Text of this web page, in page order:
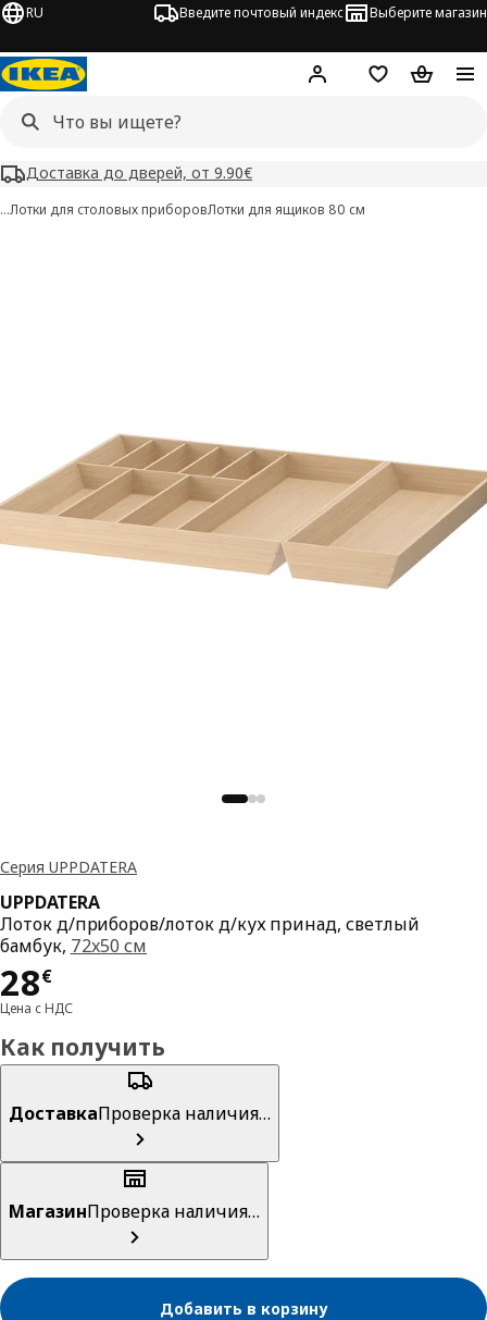
RU Введите почтовый индекс Выберите магазин
Hej! ВойтиСписокКорзина
Доставка до дверей, от 9.90€
…Лотки для столовых приборовЛотки для ящиков 80 см
Серия UPPDATERA
UPPDATERA
Лоток д/приборов/лоток д/кух принад, светлый
бамбук, 72x50 см
28€
Цена 28€
Цена с НДС
Как получить
ДоставкаПроверка наличия…
МагазинПроверка наличия…
Добавить в корзину